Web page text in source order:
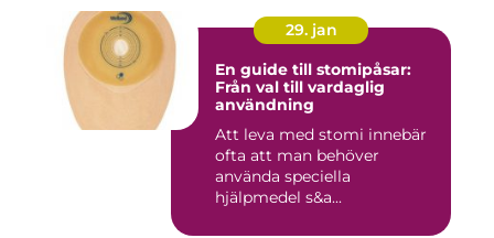
29. jan
En guide till stomipåsar:
Från val till vardaglig
användning
Att leva med stomi innebär
ofta att man behöver
använda speciella
hjälpmedel s&a...